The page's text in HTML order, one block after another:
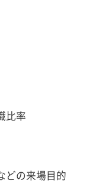
比率
どの来場目的